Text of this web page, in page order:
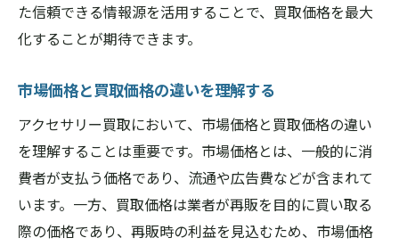
た信頼できる情報源を活用することで、買取価格を最大
化することが期待できます。
市場価格と買取価格の違いを理解する
アクセサリー買取において、市場価格と買取価格の違い
を理解することは重要です。市場価格とは、一般的に消
費者が支払う価格であり、流通や広告費などが含まれて
います。一方、買取価格は業者が再販を目的に買い取る
際の価格であり、再販時の利益を見込むため、市場価格